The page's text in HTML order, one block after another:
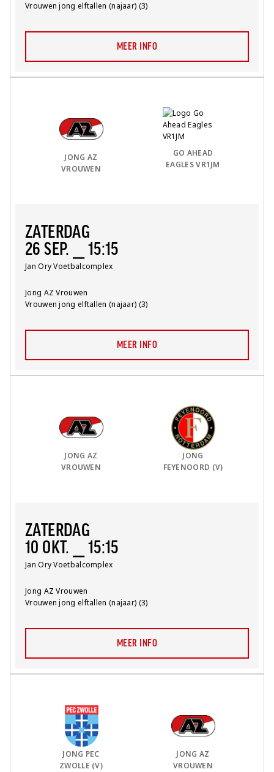
Competitie:
Vrouwen jong elftallen (najaar) (3)
MEER INFO
ZATERDAG
26 SEP. ⎯ 15:15
Locatie:
Jan Ory Voetbalcomplex
Team:
Jong AZ Vrouwen
Competitie:
Vrouwen jong elftallen (najaar) (3)
JONG AZ
VROUWEN
Uit Team:
GO AHEAD
EAGLES VR1JM
MEER INFO
ZATERDAG
10 OKT. ⎯ 15:15
Locatie:
Jan Ory Voetbalcomplex
Team:
Jong AZ Vrouwen
Competitie:
Vrouwen jong elftallen (najaar) (3)
JONG AZ
VROUWEN
Uit Team:
JONG
FEYENOORD (V)
MEER INFO
Thuis Team:
JONG PEC
ZWOLLE (V)
JONG AZ
VROUWEN